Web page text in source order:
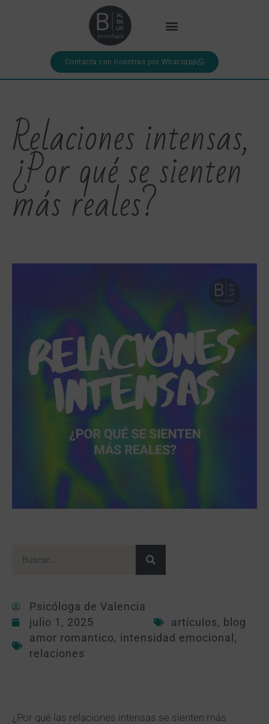
Contacta con nosotras por Whatsapp
Relaciones intensas,
¿Por qué se sienten
más reales?
Psicóloga de Valencia
julio 1, 2025
artículos, blog
amor romantico, intensidad emocional ,
relaciones
¿Por qué las relaciones intensas se sienten más